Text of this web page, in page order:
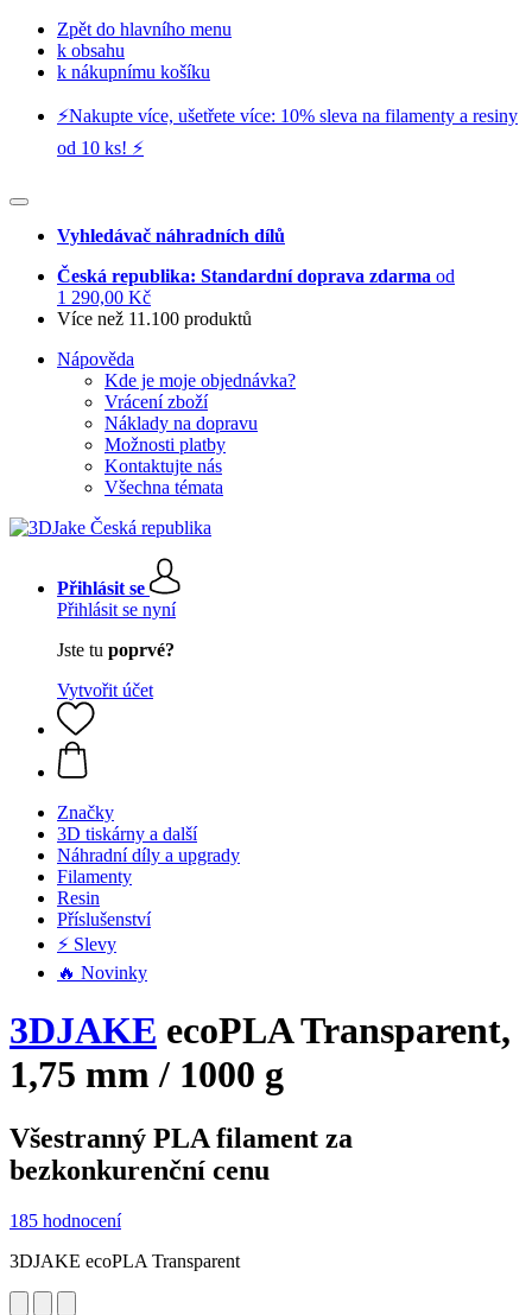
Zpět do hlavního menu
k obsahu
k nákupnímu košíku
⚡️Nakupte více, ušetřete více: 10% sleva na filamenty a resiny
od 10 ks! ⚡️
Vyhledávač náhradních dílů
Česká republika: Standardní doprava zdarma od
1 290,00 Kč
Více než 11.100 produktů
Nápověda
Kde je moje objednávka?
Vrácení zboží
Náklady na dopravu
Možnosti platby
Kontaktujte nás
Všechna témata
Přihlásit se
Přihlásit se nyní
Jste tu poprvé?
Vytvořit účet
Značky
3D tiskárny a další
Náhradní díly a upgrady
Filamenty
Resin
Příslušenství
⚡ Slevy
🔥 Novinky
3DJAKE ecoPLA Transparent,
1,75 mm / 1000 g
Všestranný PLA filament za
bezkonkurenční cenu
185 hodnocení
3DJAKE ecoPLA Transparent